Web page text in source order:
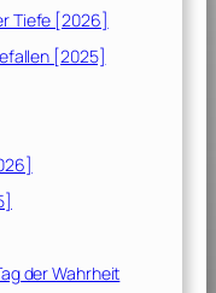
Tiefe [2026]
[2025]
der Wahrheit